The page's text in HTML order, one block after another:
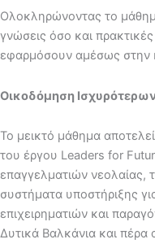
Ολοκληρώνοντας το
γνώσεις όσο και
εφαρμόσουν αμέσως στην
Οικοδόμηση
Το μεικτό μάθημα
του έργου Leaders for
επαγγελματιών νεολαίας,
συστήματα υποστήριξης
επιχειρηματιών και
Δυτικά Βαλκάνια και πέρα